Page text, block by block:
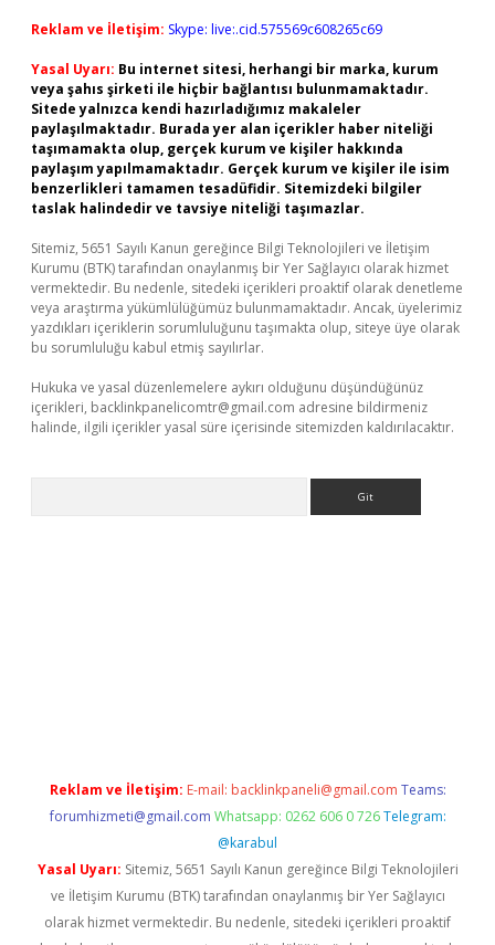
Reklam ve İletişim: Skype: live:.cid.575569c608265c69
Yasal Uyarı: Bu internet sitesi, herhangi bir marka, kurum
veya şahıs şirketi ile hiçbir bağlantısı bulunmamaktadır.
Sitede yalnızca kendi hazırladığımız makaleler
paylaşılmaktadır. Burada yer alan içerikler haber niteliği
taşımamakta olup, gerçek kurum ve kişiler hakkında
paylaşım yapılmamaktadır. Gerçek kurum ve kişiler ile isim
benzerlikleri tamamen tesadüfidir. Sitemizdeki bilgiler
taslak halindedir ve tavsiye niteliği taşımazlar.
Sitemiz, 5651 Sayılı Kanun gereğince Bilgi Teknolojileri ve İletişim
Kurumu (BTK) tarafından onaylanmış bir Yer Sağlayıcı olarak hizmet
vermektedir. Bu nedenle, sitedeki içerikleri proaktif olarak denetleme
veya araştırma yükümlülüğümüz bulunmamaktadır. Ancak, üyelerimiz
yazdıkları içeriklerin sorumluluğunu taşımakta olup, siteye üye olarak
bu sorumluluğu kabul etmiş sayılırlar.
Hukuka ve yasal düzenlemelere aykırı olduğunu düşündüğünüz
içerikleri, backlinkpanelicomtr@gmail.com adresine bildirmeniz
halinde, ilgili içerikler yasal süre içerisinde sitemizden kaldırılacaktır.
Reklam ve İletişim: E-mail: backlinkpaneli@gmail.com Teams:
forumhizmeti@gmail.com Whatsapp: 0262 606 0 726 Telegram:
@karabul
Yasal Uyarı: Sitemiz, 5651 Sayılı Kanun gereğince Bilgi Teknolojileri
ve İletişim Kurumu (BTK) tarafından onaylanmış bir Yer Sağlayıcı
olarak hizmet vermektedir. Bu nedenle, sitedeki içerikleri proaktif